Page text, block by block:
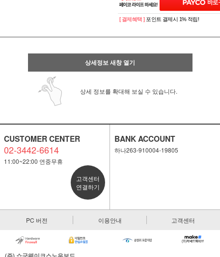
페이코 ID로 페
PAYCO 바로
[ 결제혜택 ] 포인트 결제시 1% 적립!
상세정보 새창 열기
상세 정보를 확대해 보실 수 있습니다.
CUSTOMER CENTER
02-3442-6614
11:00~22:00 연중무휴
고객센터
연결하기
BANK ACCOUNT
하나263-910004-19805
PC 버전 이용안내 고객센터